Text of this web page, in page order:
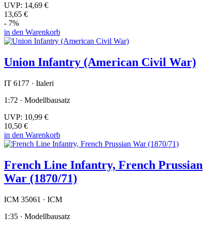
UVP: 14,69 €
13,65 €
- 7%
in den Warenkorb
Union Infantry (American Civil War)
IT 6177 · Italeri
1:72 · Modellbausatz
UVP: 10,99 €
10,50 €
in den Warenkorb
French Line Infantry, French Prussian
War (1870/71)
ICM 35061 · ICM
1:35 · Modellbausatz